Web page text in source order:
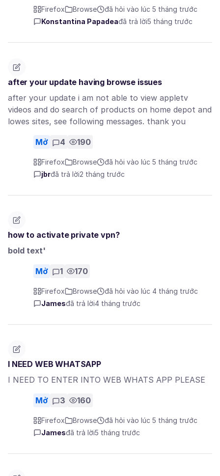
Firefox Browse
đã hỏi vào lúc 5 tháng trước
Konstantina Papadeađã trả lời5 tháng trước
after your update having browse issues
after your update i am not able to view appletv
videos and do search of products on home depot and
lowes sites, see following messages. thank you
Mở 4 190
Firefox Browse
đã hỏi vào lúc 5 tháng trước
jbrđã trả lời2 tháng trước
how to activate private vpn?
bold text'
Mở 1 170
Firefox Browse
đã hỏi vào lúc 4 tháng trước
Jamesđã trả lời4 tháng trước
I NEED WEB WHATSAPP
I NEED TO ENTER INTO WEB WHATS APP PLEASE
Mở 3 160
Firefox Browse
đã hỏi vào lúc 5 tháng trước
Jamesđã trả lời5 tháng trước